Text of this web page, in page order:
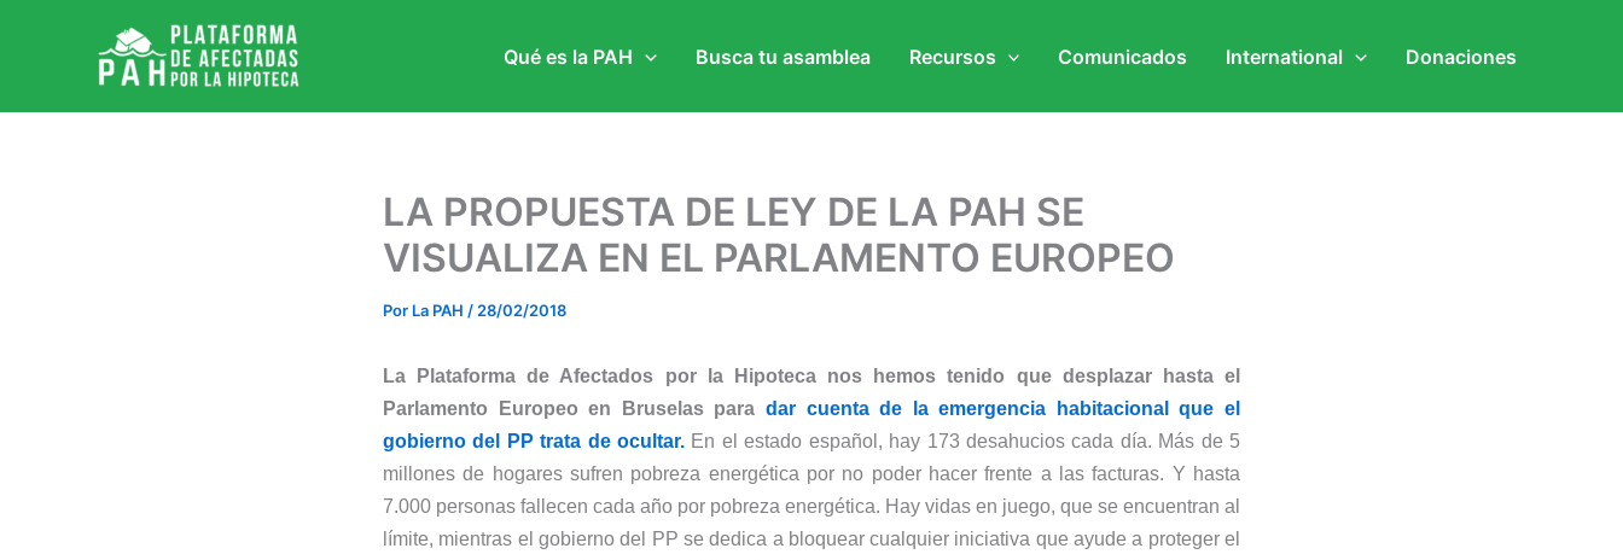
Qué es la PAH Busca tu asamblea Recursos Comunicados International Donaciones
LA PROPUESTA DE LEY DE LA PAH SE
VISUALIZA EN EL PARLAMENTO EUROPEO
Por La PAH / 28/02/2018
La Plataforma de Afectados por la Hipoteca nos hemos tenido que desplazar hasta el
Parlamento Europeo en Bruselas para dar cuenta de la emergencia habitacional que el
gobierno del PP trata de ocultar. En el estado español, hay 173 desahucios cada día. Más de 5
millones de hogares sufren pobreza energética por no poder hacer frente a las facturas. Y hasta
7.000 personas fallecen cada año por pobreza energética. Hay vidas en juego, que se encuentran al
límite, mientras el gobierno del PP se dedica a bloquear cualquier iniciativa que ayude a proteger el